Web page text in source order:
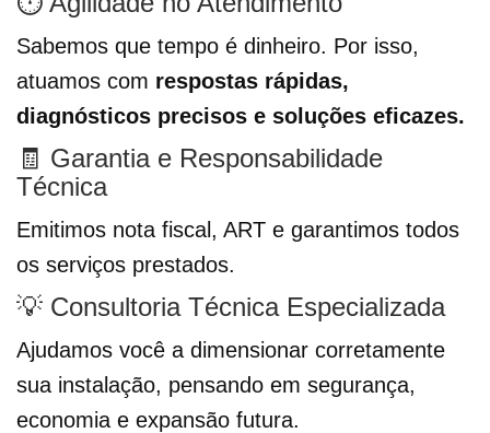
Sabemos que tempo é dinheiro. Por isso,
atuamos com respostas rápidas,
diagnósticos precisos e soluções eficazes.
🧾 Garantia e Responsabilidade
Técnica
Emitimos nota fiscal, ART e garantimos todos
os serviços prestados.
💡 Consultoria Técnica Especializada
Ajudamos você a dimensionar corretamente
sua instalação, pensando em segurança,
economia e expansão futura.